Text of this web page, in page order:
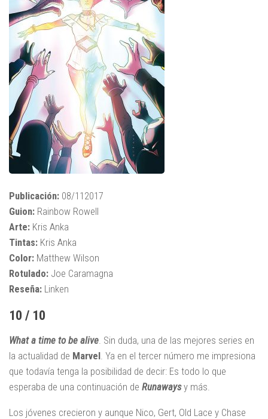
Publicación: 08/112017
Guion: Rainbow Rowell
Arte: Kris Anka
Tintas: Kris Anka
Color: Matthew Wilson
Rotulado: Joe Caramagna
Reseña: Linken
10 / 10
What a time to be alive . Sin duda, una de las mejores series en
la actualidad de Marvel . Ya en el tercer número me impresiona
que todavía tenga la posibilidad de decir: Es todo lo que
esperaba de una continuación de Runaways y más.
Los jóvenes crecieron y aunque Nico, Gert, Old Lace y Chase